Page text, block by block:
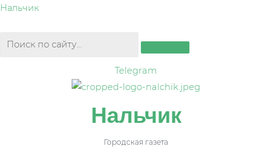
Перейти
содержимому
Нальчик
Telegram
Нальчик
Городская газета